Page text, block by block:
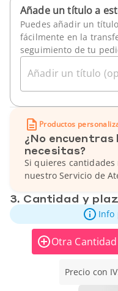
Añade un título a
Puedes añadir un
fácilmente en la
seguimiento de tu
Añadir un título
Productos
¿No
necesitas?
Si quieres
nuestro Servicio de
3. Cantidad y
Info
Otra Cantidad
Precio con